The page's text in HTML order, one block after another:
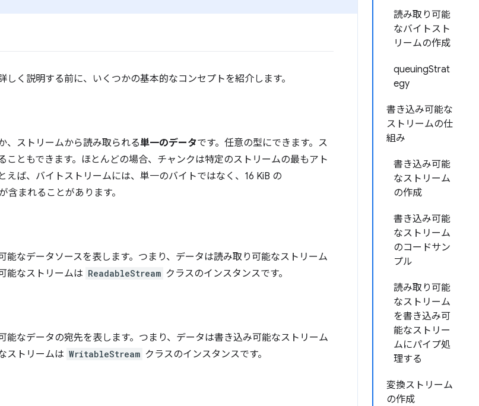
読み取り可能
なバイトスト
リームの作成
queuingStrat
egy
書き込み可能な
ストリームの仕
組み
書き込み可能
なストリーム
の作成
書き込み可能
なストリーム
のコードサン
プル
読み取り可能
なストリーム
を書き込み可
能なストリー
ムにパイプ処
理する
変換ストリーム
の作成
く説明する前に、いくつかの基本的なコンセプトを紹介します。
、ストリームから読み取られる単一のデータです。任意の型にできます。ス
こともできます。ほとんどの場合、チャンクは特定のストリームの最もアト
えば、バイトストリームには、単一のバイトではなく、16 KiB の
含まれることがあります。
なデータソースを表します。つまり、データは読み取り可能なストリーム
能なストリームは ReadableStream クラスのインスタンスです。
能なデータの宛先を表します。つまり、データは書き込み可能なストリーム
ストリームは WritableStream クラスのインスタンスです。